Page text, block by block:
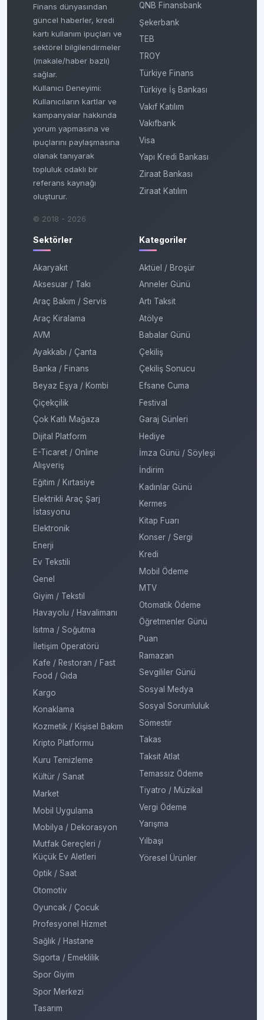
Finans dünyasından
güncel haberler, kredi
kartı kullanım ipuçları ve
sektörel bilgilendirmeler
(makale/haber bazlı)
sağlar.
Kullanıcı Deneyimi:
Kullanıcıların kartlar ve
kampanyalar hakkında
yorum yapmasına ve
ipuçlarını paylaşmasına
olanak tanıyarak
topluluk odaklı bir
referans kaynağı
oluşturur.
© 2018 - 2026
QNB Finansbank
Şekerbank
TEB
TROY
Türkiye Finans
Türkiye İş Bankası
Vakıf Katılım
Vakıfbank
Visa
Yapı Kredi Bankası
Ziraat Bankası
Ziraat Katılım
Sektörler
Akaryakıt
Aksesuar / Takı
Araç Bakım / Servis
Araç Kiralama
AVM
Ayakkabı / Çanta
Banka / Finans
Beyaz Eşya / Kombi
Çiçekçilik
Çok Katlı Mağaza
Dijital Platform
E-Ticaret / Online
Alışveriş
Eğitim / Kırtasiye
Elektrikli Araç Şarj
İstasyonu
Elektronik
Enerji
Ev Tekstili
Genel
Giyim / Tekstil
Havayolu / Havalimanı
Isıtma / Soğutma
İletişim Operatörü
Kafe / Restoran / Fast
Food / Gıda
Kargo
Konaklama
Kozmetik / Kişisel Bakım
Kripto Platformu
Kuru Temizleme
Kültür / Sanat
Market
Mobil Uygulama
Mobilya / Dekorasyon
Mutfak Gereçleri /
Küçük Ev Aletleri
Optik / Saat
Otomotiv
Oyuncak / Çocuk
Profesyonel Hizmet
Sağlık / Hastane
Sigorta / Emeklilik
Spor Giyim
Spor Merkezi
Tasarım
Kategoriler
Aktüel / Broşür
Anneler Günü
Artı Taksit
Atölye
Babalar Günü
Çekiliş
Çekiliş Sonucu
Efsane Cuma
Festival
Garaj Günleri
Hediye
İmza Günü / Söyleşi
İndirim
Kadınlar Günü
Kermes
Kitap Fuarı
Konser / Sergi
Kredi
Mobil Ödeme
MTV
Otomatik Ödeme
Öğretmenler Günü
Puan
Ramazan
Sevgililer Günü
Sosyal Medya
Sosyal Sorumluluk
Sömestir
Takas
Taksit Atlat
Temassız Ödeme
Tiyatro / Müzikal
Vergi Ödeme
Yarışma
Yılbaşı
Yöresel Ürünler